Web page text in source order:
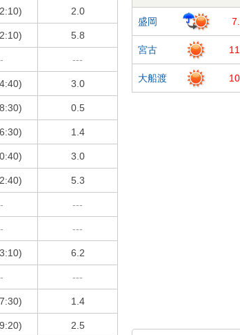
2.0
5.8
---
3.0
0.5
1.4
3.0
5.3
---
---
6.2
---
1.4
2.5
気居座り
本は山地で
29日15:56
今日29日
達中 落雷
土砂災害に
盛岡
宮古
大船渡